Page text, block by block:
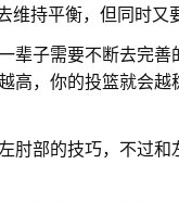
持平衡，但同时又
辈子需要不断去完
高，你的投篮就会越
肘部的技巧，不过